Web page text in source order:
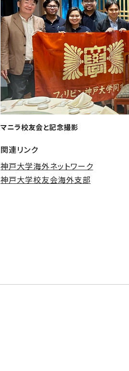
マニラ校友会と記念撮影
関連リンク
神戸大学海外ネットワーク
神戸大学校友会海外支部